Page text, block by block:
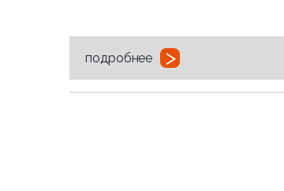
подробнее >